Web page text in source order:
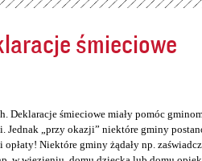
śmieciowe
Deklaracje śmieciowe miały pomóc
Jednak „przy okazji” niektóre gminy
Niektóre gminy żądały np.